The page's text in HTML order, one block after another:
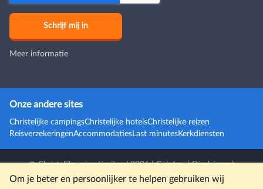
Meer informatie
Onze andere sites
Christelijke campingsChristelijke hotelsChristelijke reizen
ReisverzekeringenAccommodatiesLast minutesKerkdiensten
© Christelijkevakantiesite.nl 2026 |Colofon|Disclaimer|
Gebruiksvoorwaarden en privacybeleid
Om je beter en persoonlijker te helpen gebruiken wij